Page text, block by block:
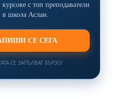
с топ преподаватели
в школа Аслан.
СЕ СЕГА
СЕ ЗАПЪЛВАТ БЪРЗО!